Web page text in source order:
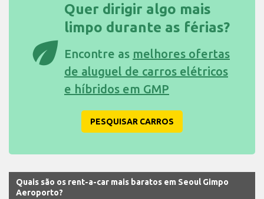
eco
Quer dirigir algo mais
limpo durante as férias?
Encontre as melhores ofertas
de aluguel de carros elétricos
e híbridos em GMP
PESQUISAR CARROS
Quais são os rent-a-car mais baratos em Seoul Gimpo
Aeroporto?